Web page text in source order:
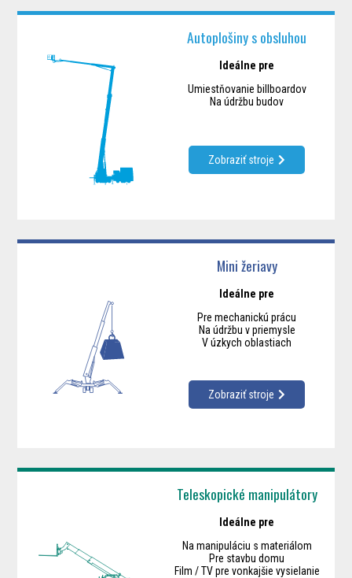
Autoplošiny s obsluhou
Ideálne pre
Umiestňovanie billboardov
Na údržbu budov
Zobraziť stroje
Mini žeriavy
Ideálne pre
Pre mechanickú prácu
Na údržbu v priemysle
V úzkych oblastiach
Zobraziť stroje
Teleskopické manipulátory
Ideálne pre
Na manipuláciu s materiálom
Pre stavbu domu
Film / TV pre vonkajšie vysielanie